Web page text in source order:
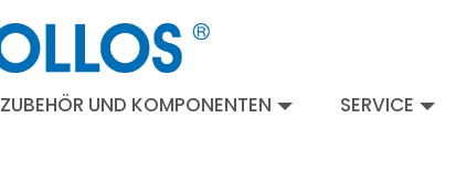
ZUBEHÖR UND KOMPONENTEN SERVICE